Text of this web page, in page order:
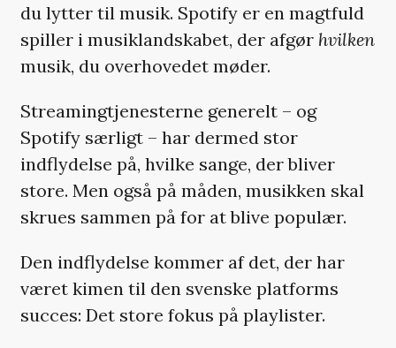
du lytter til musik. Spotify er en magtfuld
spiller i musiklandskabet, der afgør hvilken
musik, du overhovedet møder.
Streamingtjenesterne generelt – og
Spotify særligt – har dermed stor
indflydelse på, hvilke sange, der bliver
store. Men også på måden, musikken skal
skrues sammen på for at blive populær.
Den indflydelse kommer af det, der har
været kimen til den svenske platforms
succes: Det store fokus på playlister.